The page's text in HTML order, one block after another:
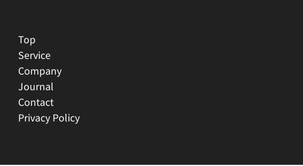
Top
Service
Company
Journal
Contact
Privacy Policy